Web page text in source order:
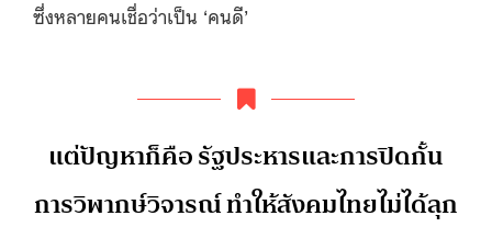
ซึ่งหลายคนเชื่อว่าเป็น ‘คนดี’
แต่ปัญหาก็คือ รัฐประหารและการปิดกั้น
การวิพากษ์วิจารณ์ ทำให้สังคมไทยไม่ได้ลุก